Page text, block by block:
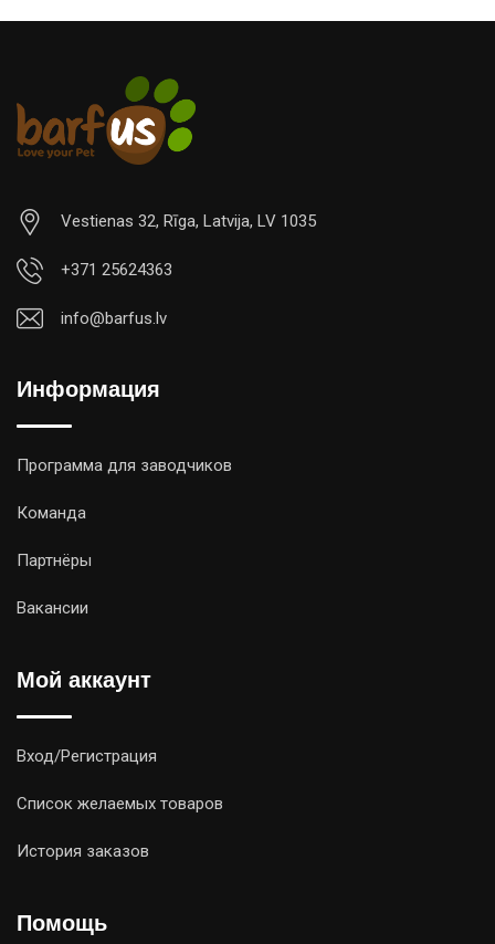
Vestienas 32, Rīga, Latvija, LV 1035
+371 25624363
info@barfus.lv
Информация
Программа для заводчиков
Команда
Партнёры
Вакансии
Мой аккаунт
Вход/Регистрация
Список желаемых товаров
История заказов
Помощь